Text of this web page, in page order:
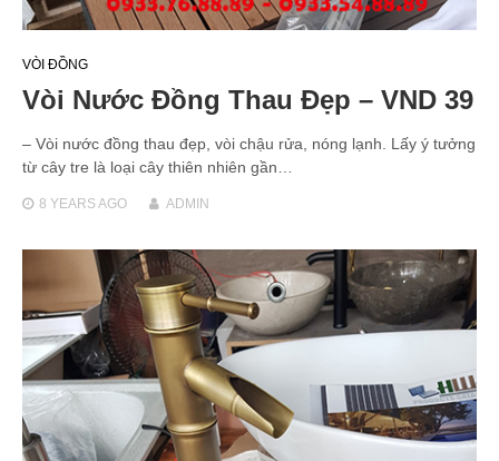
VÒI ĐỒNG
Vòi Nước Đồng Thau Đẹp – VND 39
– Vòi nước đồng thau đẹp, vòi chậu rửa, nóng lạnh. Lấy ý tưởng
từ cây tre là loại cây thiên nhiên gần…
8 YEARSAGO ADMIN